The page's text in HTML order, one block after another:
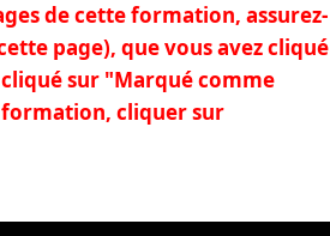
de cette formation, assurez-
page), que vous avez cliqué
sur "Marqué comme
formation, cliquer sur